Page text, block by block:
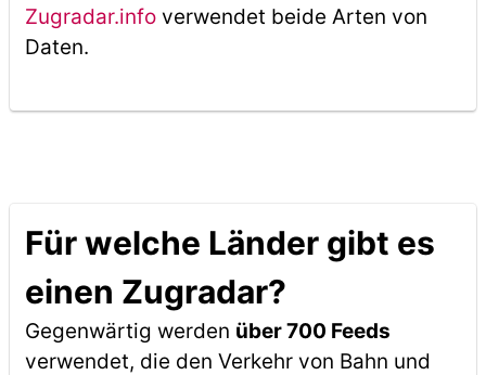
Zugradar.infoverwendet beide Arten von
Daten.
Für welche Länder gibt es
einen Zugradar?
Gegenwärtig werden über 700 Feeds
verwendet, die den Verkehr von Bahn und